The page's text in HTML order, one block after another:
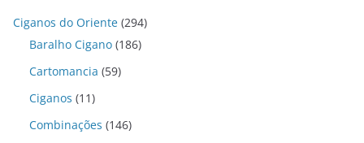
Ciganos do Oriente (294)
Baralho Cigano (186)
Cartomancia (59)
Ciganos (11)
Combinações (146)